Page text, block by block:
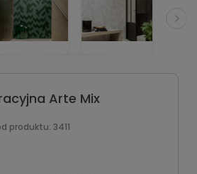
Arte Mix
produktu: 3411